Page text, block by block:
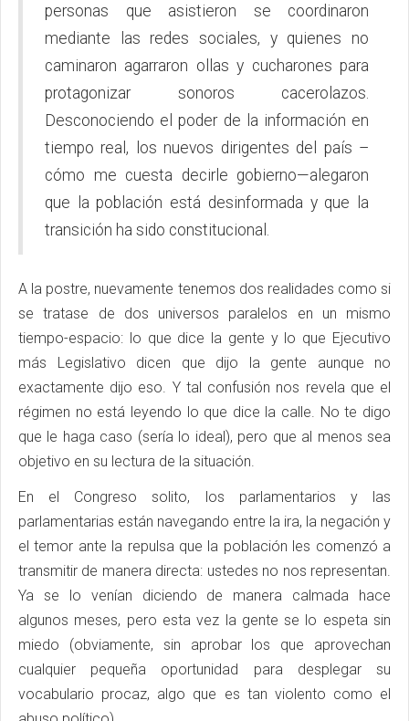
personas que asistieron se coordinaron
mediante las redes sociales, y quienes no
caminaron agarraron ollas y cucharones para
protagonizar sonoros cacerolazos.
Desconociendo el poder de la información en
tiempo real, los nuevos dirigentes del país –
cómo me cuesta decirle gobierno—alegaron
que la población está desinformada y que la
transición ha sido constitucional.
A la postre, nuevamente tenemos dos realidades como si
se tratase de dos universos paralelos en un mismo
tiempo-espacio: lo que dice la gente y lo que Ejecutivo
más Legislativo dicen que dijo la gente aunque no
exactamente dijo eso. Y tal confusión nos revela que el
régimen no está leyendo lo que dice la calle. No te digo
que le haga caso (sería lo ideal), pero que al menos sea
objetivo en su lectura de la situación.
En el Congreso solito, los parlamentarios y las
parlamentarias están navegando entre la ira, la negación y
el temor ante la repulsa que la población les comenzó a
transmitir de manera directa: ustedes no nos representan.
Ya se lo venían diciendo de manera calmada hace
algunos meses, pero esta vez la gente se lo espeta sin
miedo (obviamente, sin aprobar los que aprovechan
cualquier pequeña oportunidad para desplegar su
vocabulario procaz, algo que es tan violento como el